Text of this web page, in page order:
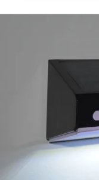
ONLINE
SITEMAP